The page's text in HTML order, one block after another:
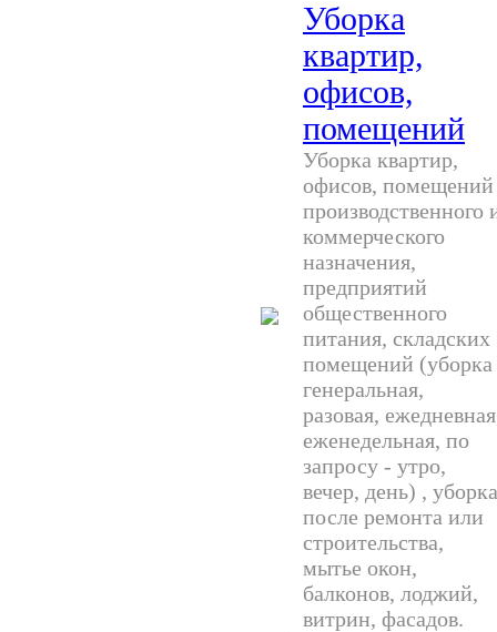
Уборка
квартир,
офисов,
помещений
Уборка квартир,
офисов, помещений
производственного
коммерческого
назначения,
предприятий
общественного
питания, складских
помещений (уборка
генеральная,
разовая,
еженедельная, по
запросу - утро,
вечер, день) , уборка
после ремонта или
строительства,
мытье окон,
балконов, лоджий,
витрин, фасадов.